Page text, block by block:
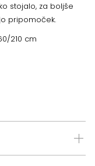
stojalo, za boljše
pripomoček.
210 cm